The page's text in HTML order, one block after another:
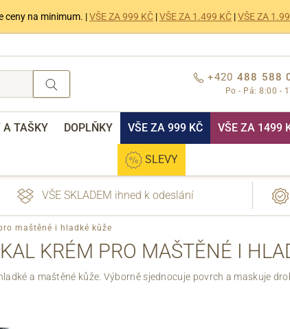
ceny na minimum. |VŠE ZA 999 KČ |VŠE ZA 1.499 KČ |VŠE ZA
+420 488 588
Po - Pá: 8:00 -
A TAŠKY DOPLŇKY VŠE ZA 999 KČ VŠE ZA 1499
SLEVY
VŠE SKLADEM ihned k odeslání
maštěné i hladké kůže
KRÉM PRO MAŠTĚNÉ I
a maštěné kůže. Výborně sjednocuje povrch a maskuje